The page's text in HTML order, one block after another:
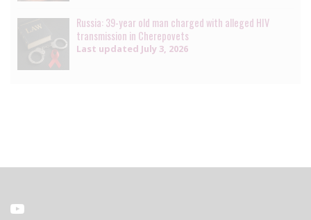
Russia: 39-year old man charged with alleged HIV
transmission in Cherepovets
Last updated July 3, 2026